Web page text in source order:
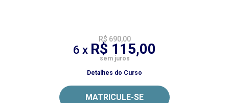
R$ 690,00
6 x R$ 115,00
sem juros
Detalhes do Curso
MATRICULE-SE